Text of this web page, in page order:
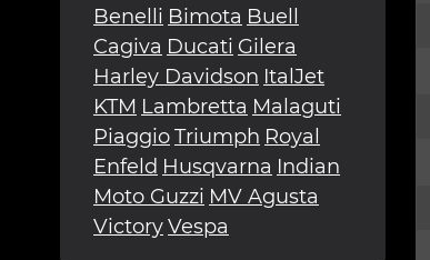
Benelli Bimota Buell
Cagiva Ducati Gilera
Harley Davidson ItalJet
KTM Lambretta Malaguti
PiaggioTriumph Royal
Enfeld Husqvarna Indian
Moto Guzzi MV Agusta
VictoryVespa